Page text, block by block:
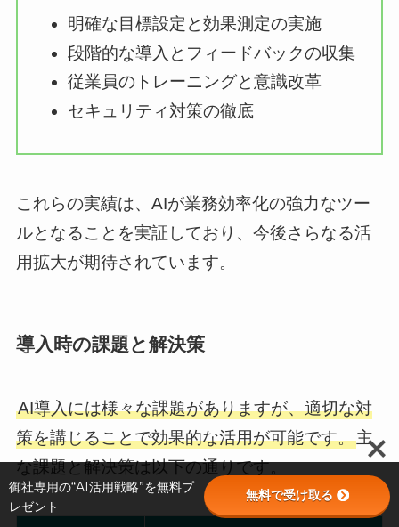
明確な目標設定と効果測定の実施
段階的な導入とフィードバックの収集
従業員のトレーニングと意識改革
セキュリティ対策の徹底
これらの実績は、AIが業務効率化の強力なツー
ルとなることを実証しており、今後さらなる活
用拡大が期待されています。
導入時の課題と解決策
AI導入には様々な課題がありますが、適切な対
策を講じることで効果的な活用が可能です。主
な課題と解決策は以下の通りです。
御社専用の“AI活用戦略”を無料プ
レゼント
無料で受け取る